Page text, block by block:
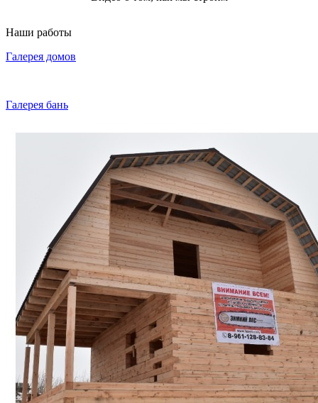
Наши работы
Галерея домов
Галерея бань